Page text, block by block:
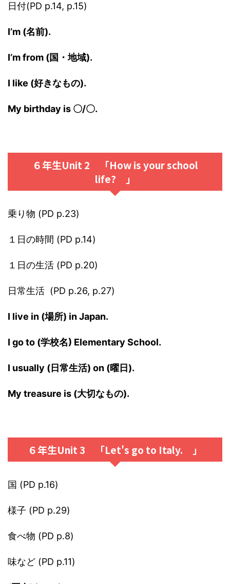
日付(PD p.14, p.15)
I’m (名前).
I’m from (国・地域).
I like (好きなもの).
My birthday is 〇/〇.
６年生Unit 2 「How is your school
life? 」
乗り物 (PD p.23)
１日の時間 (PD p.14)
１日の生活 (PD p.20)
日常生活 (PD p.26, p.27)
I live in (場所) in Japan.
I go to (学校名) Elementary School.
I usually (日常生活) on (曜日).
My treasure is (大切なもの).
６年生Unit 3 「Let's go to Italy. 」
国 (PD p.16)
様子 (PD p.29)
食べ物 (PD p.8)
味など (PD p.11)